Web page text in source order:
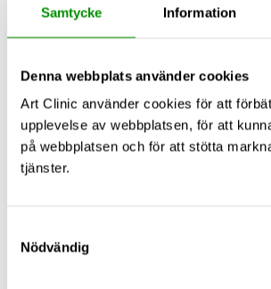
Samtycke Information
Denna webbplats använder cookies
Art Clinic använder cookies för att
upplevelse av webbplatsen, för att
på webbplatsen och för att stötta
tjänster.
Nödvändig